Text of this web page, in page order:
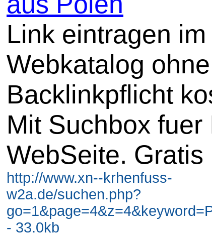
Link eintragen im
Webkatalog ohne
Backlinkpflicht
Mit Suchbox fuer
WebSeite. Gratis
http://www.xn--krhenfuss-
w2a.de/suchen.php?
- 33.0kb